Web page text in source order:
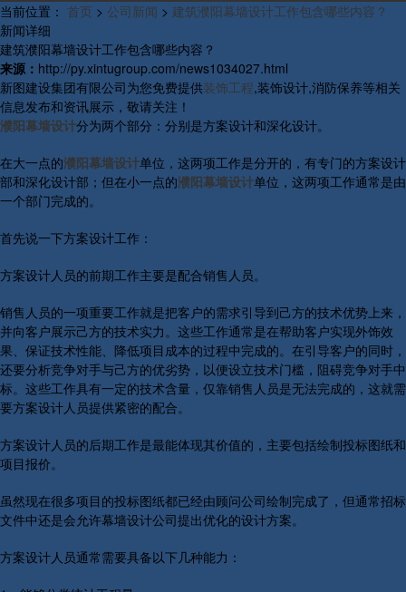
当前位置： 首页 > 公司新闻 > 建筑濮阳幕墙设计工作包含哪些内容？
新闻详细
建筑濮阳幕墙设计工作包含哪些内容？
来源： http://py.xintugroup.com/news1034027.html
新图建设集团有限公司为您免费提供装饰工程,装饰设计,消防保养等相关
信息发布和资讯展示，敬请关注！
濮阳幕墙设计分为两个部分：分别是方案设计和深化设计。
在大一点的濮阳幕墙设计单位，这两项工作是分开的，有专门的方案设计
部和深化设计部；但在小一点的濮阳幕墙设计单位，这两项工作通常是由
一个部门完成的。
首先说一下方案设计工作：
方案设计人员的前期工作主要是配合销售人员。
销售人员的一项重要工作就是把客户的需求引导到己方的技术优势上来，
并向客户展示己方的技术实力。这些工作通常是在帮助客户实现外饰效
果、保证技术性能、降低项目成本的过程中完成的。在引导客户的同时，
还要分析竞争对手与己方的优劣势，以便设立技术门槛，阻碍竞争对手中
标。这些工作具有一定的技术含量，仅靠销售人员是无法完成的，这就需
要方案设计人员提供紧密的配合。
方案设计人员的后期工作是最能体现其价值的，主要包括绘制投标图纸和
项目报价。
虽然现在很多项目的投标图纸都已经由顾问公司绘制完成了，但通常招标
文件中还是会允许幕墙设计公司提出优化的设计方案。
方案设计人员通常需要具备以下几种能力：